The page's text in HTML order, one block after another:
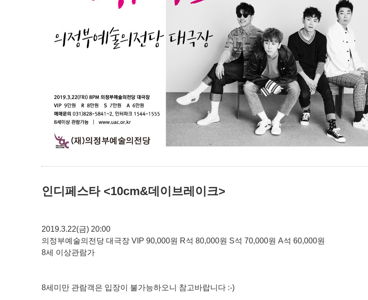
인디페스타 <10cm&데이브레이크>
2019.3.22(금) 20:00
의정부예술의전당 대극장 VIP 90,000원 R석 80,000원 S석 70,000원 A석 60,000원 ​
8세 이상관람가 ​
8세미만 관람객은 입장이 불가능하오니 참고바랍니다 :-)